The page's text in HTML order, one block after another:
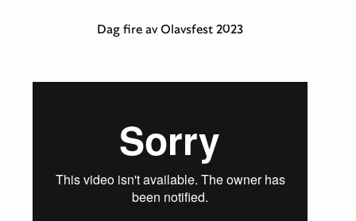
Dag fire av Olavsfest 2023